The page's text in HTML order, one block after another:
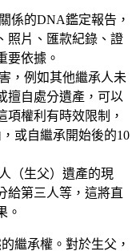
係的DNA鑑定報告，
照片、匯款紀錄、證
要依據。
，例如其他繼承人未
擅自處分遺產，可以
項權利有時效限制，
或自繼承開始後的10
（生父）遺產的現
給第三人等，這將直
。
繼承權。對於生父，